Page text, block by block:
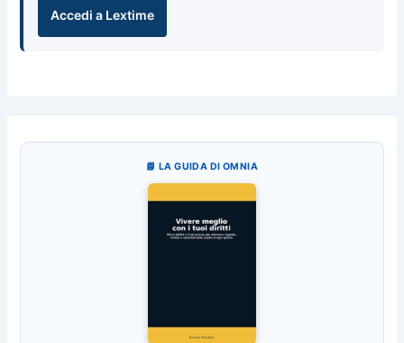
Accedi a Lextime
📘 LA GUIDA DI OMNIA